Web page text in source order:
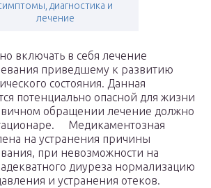
диагностика и
лечение
включать в себя лечение
приведшему к развитию
состояния. Данная
потенциально опасной для жизни
обращении лечение должно
Медикаментозная
на устранения причины
при невозможности на
диуреза нормализацию
и устранения отеков.